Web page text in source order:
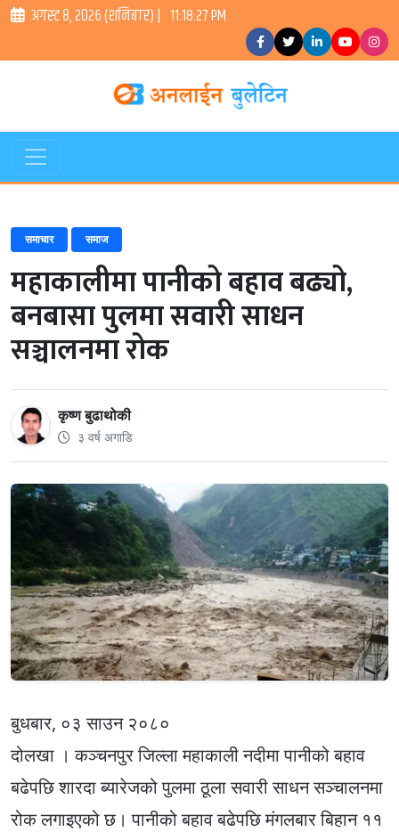
अगस्ट ८, २०२६ (शनिबार) | 11:18:27 PM
समाचार समाज
महाकालीमा पानीको बहाव बढ्यो,
बनबासा पुलमा सवारी साधन
सञ्चालनमा रोक
कृष्ण बुढाथोकी
३ वर्ष अगाडि
बुधबार, ०३ साउन २०८०
दोलखा । कञ्चनपुर जिल्ला महाकाली नदीमा पानीको बहाव
बढेपछि शारदा ब्यारेजको पुलमा ठूला सवारी साधन सञ्चालनमा
रोक लगाइएको छ। पानीको बहाव बढेपछि मंगलबार बिहान ११